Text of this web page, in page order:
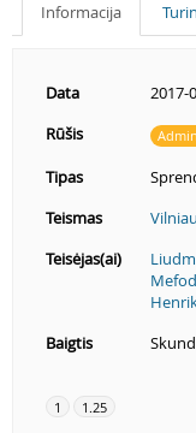
Informacija
Data
2017-
Rūšis
Tipas
Teismas
Teisėjas(ai)
Baigtis
1 1.25